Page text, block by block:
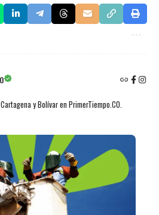
y Bolívar en PrimerTiempo.CO.